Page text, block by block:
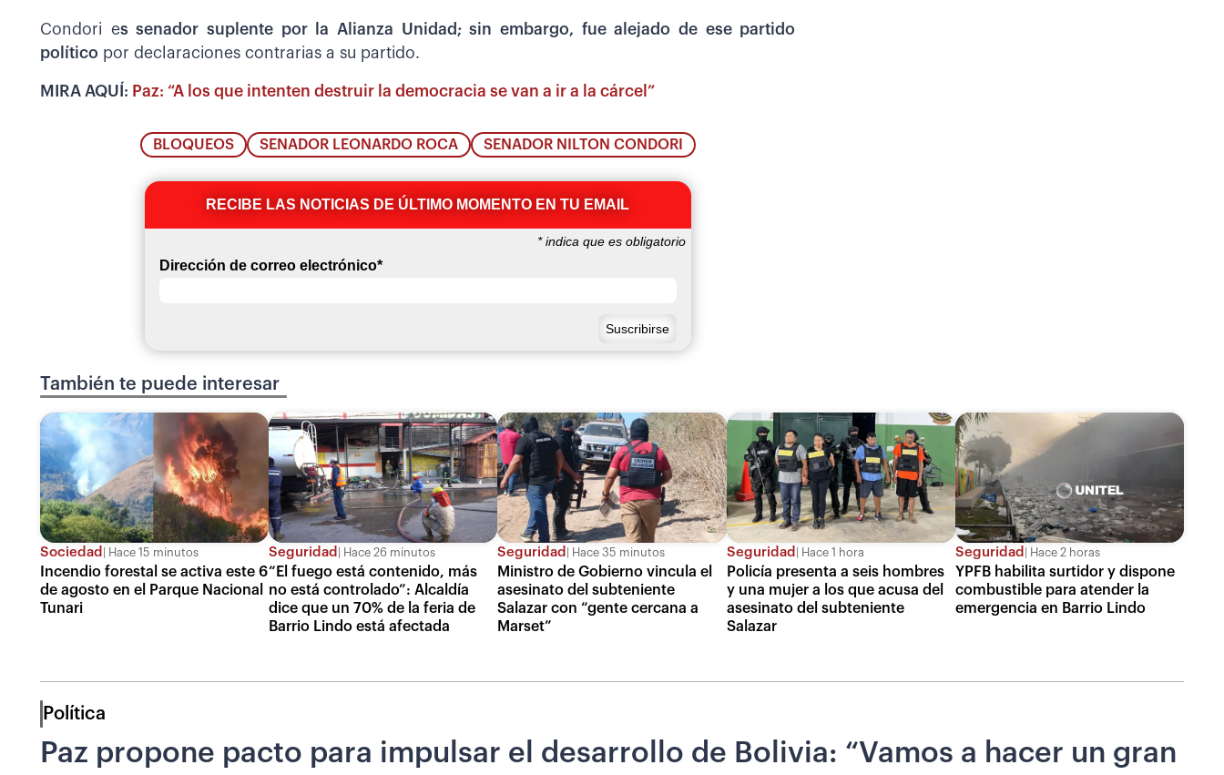
Condori es senador suplente por la Alianza Unidad; sin embargo, fue alejado de ese partido
político por declaraciones contrarias a su partido.
MIRA AQUÍ: Paz: “A los que intenten destruir la democracia se van a ir a la cárcel”
BLOQUEOS SENADOR LEONARDO ROCA SENADOR NILTON CONDORI
RECIBE LAS NOTICIAS DE ÚLTIMO MOMENTO EN TU EMAIL
*indica que es obligatorio
Dirección de correo electrónico*
También te puede interesar
Sociedad Hace 15 minutos
Incendio forestal se activa este 6
de agosto en el Parque Nacional
Tunari
Seguridad Hace 26 minutos
“El fuego está contenido, más
no está controlado”: Alcaldía
dice que un 70% de la feria de
Barrio Lindo está afectada
Seguridad Hace 35 minutos
Ministro de Gobierno vincula el
asesinato del subteniente
Salazar con “gente cercana a
Marset”
Seguridad Hace 1 hora
Policía presenta a seis hombres
y una mujer a los que acusa del
asesinato del subteniente
Salazar
Seguridad Hace 2 horas
YPFB habilita surtidor y dispone
combustible para atender la
emergencia en Barrio Lindo
Política
Paz propone pacto para impulsar el desarrollo de Bolivia: “Vamos a hacer un gran